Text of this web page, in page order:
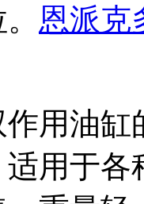
恩派克
作用油
用于各